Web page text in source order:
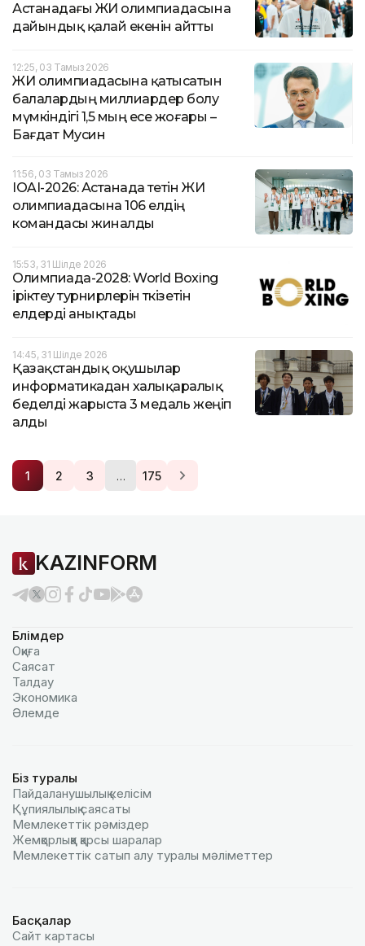
Астанадағы ЖИ олимпиадасына
дайындық қалай екенін айтты
12:25, 03 Тамыз 2026
ЖИ олимпиадасына қатысатын
балалардың миллиардер болу
мүмкіндігі 1,5 мың есе жоғары –
Бағдат Мусин
11:56, 03 Тамыз 2026
IOAI-2026: Астанада өтетін ЖИ
олимпиадасына 106 елдің
командасы жиналды
15:53, 31 Шілде 2026
Олимпиада-2028: World Boxing
іріктеу турнирлерін өткізетін
елдерді анықтады
14:45, 31 Шілде 2026
Қазақстандық оқушылар
информатикадан халықаралық
беделді жарыста 3 медаль жеңіп
алды
1 2 3 … 175
KAZINFORM
Бөлімдер
Оқиға
Саясат
Талдау
Экономика
Әлемде
Біз туралы
Пайдаланушылық келiciм
Құпиялылық саясаты
Мемлекеттік рәміздер
Жемқорлыққа қарсы шаралар
Мемлекеттік сатып алу туралы мәлiметтер
Басқалар
Сайт картасы